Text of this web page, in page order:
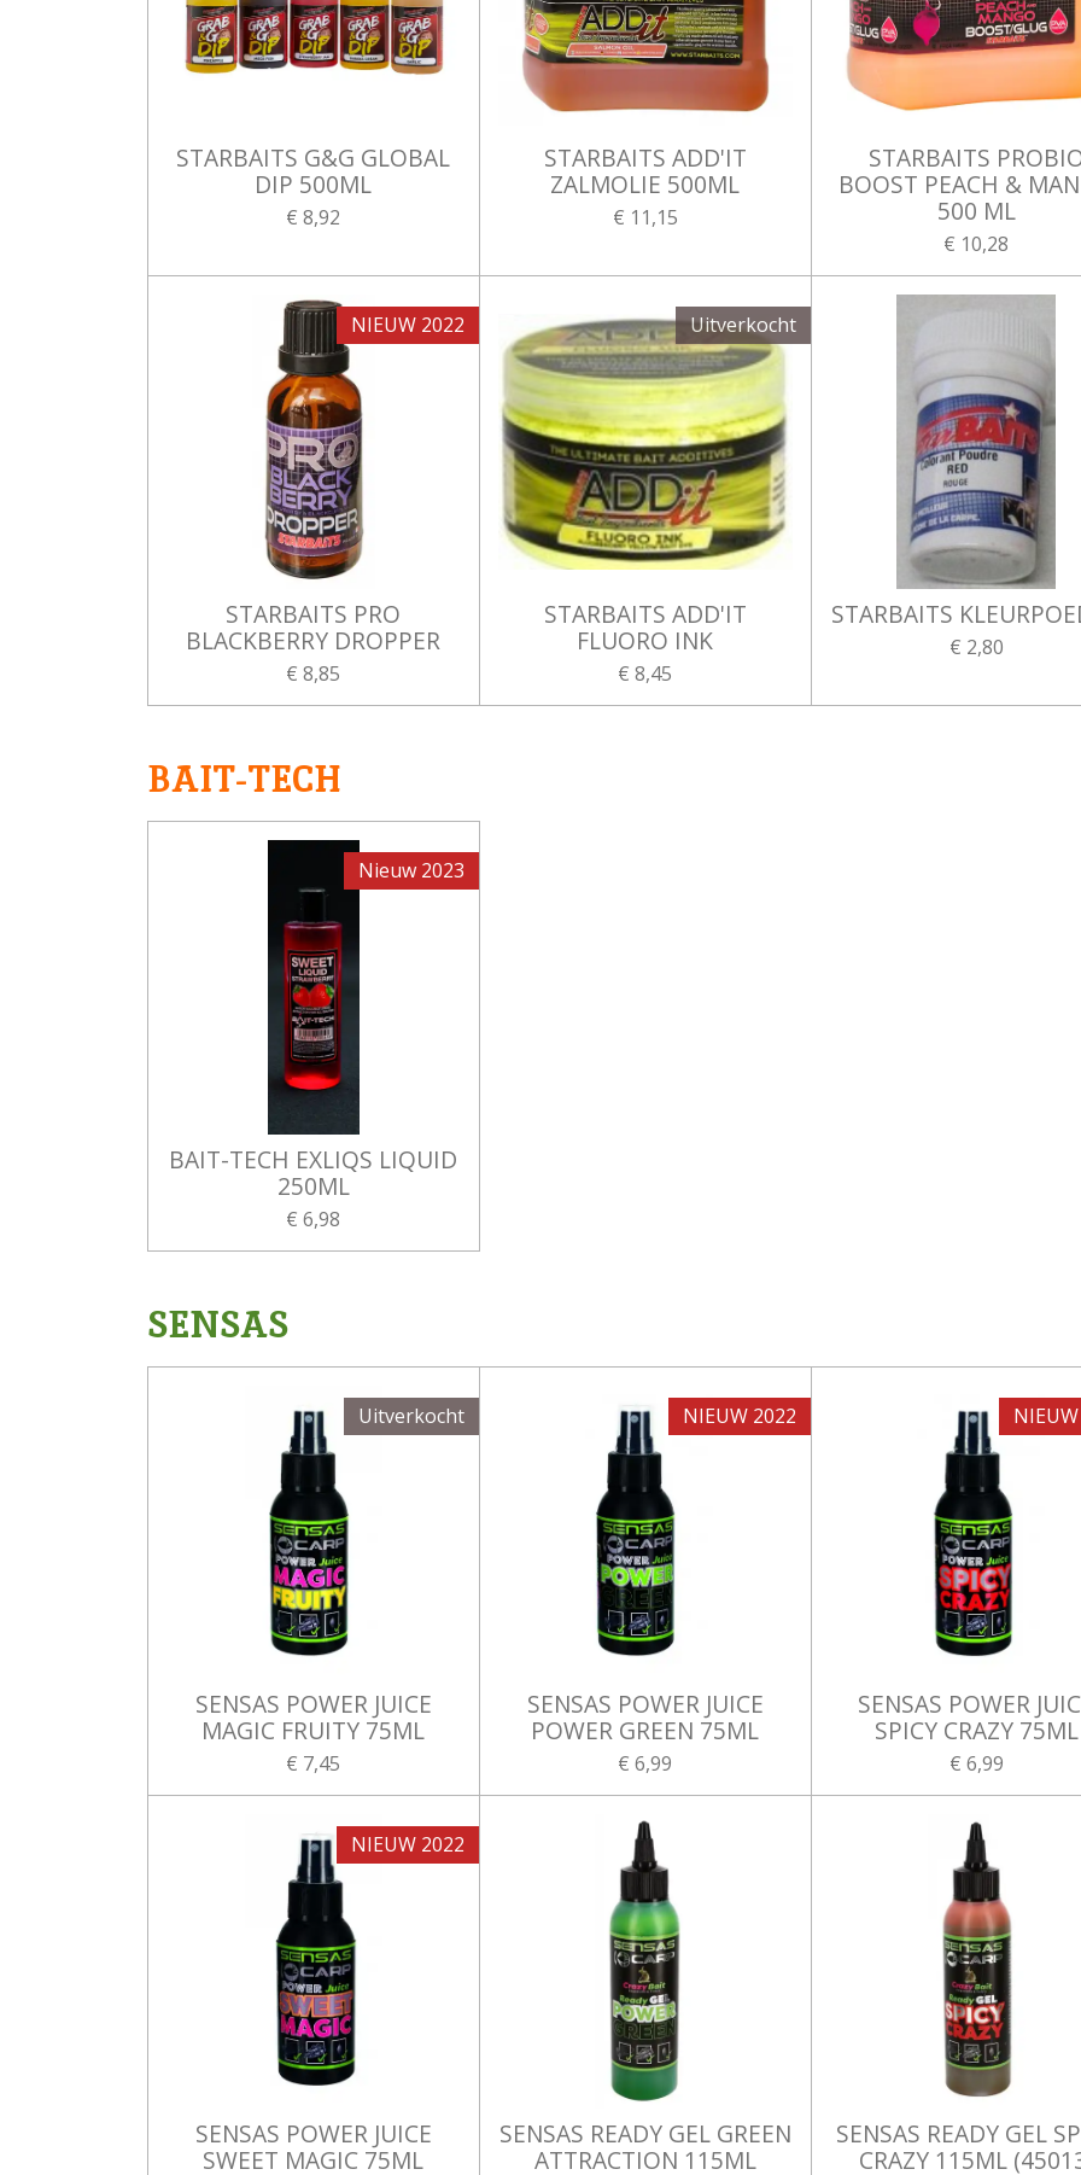
STARBAITS G&G GLOBAL
DIP 500ML
€ 8,92
STARBAITS ADD'IT
ZALMOLIE 500ML
€ 11,15
STARBAITS
BOOST PEACH &
500 ML
€ 10,28
NIEUW 2022
STARBAITS PRO
BLACKBERRY DROPPER
€ 8,85
Uitverkocht
STARBAITS ADD'IT
FLUORO INK
€ 8,45
STARBAITS
€ 2,80
BAIT-TECH
Nieuw 2023
BAIT-TECH EXLIQS LIQUID
250ML
€ 6,98
SENSAS
Uitverkocht
SENSAS POWER JUICE
MAGIC FRUITY 75ML
€ 7,45
NIEUW 2022
SENSAS POWER JUICE
POWER GREEN 75ML
€ 6,99
SENSAS POWER
SPICY CRAZY 75ML
€ 6,99
NIEUW 2022
SENSAS POWER JUICE
SWEET MAGIC 75ML
SENSAS READY GEL GREEN
ATTRACTION 115ML
SENSAS READY GEL
CRAZY 115ML